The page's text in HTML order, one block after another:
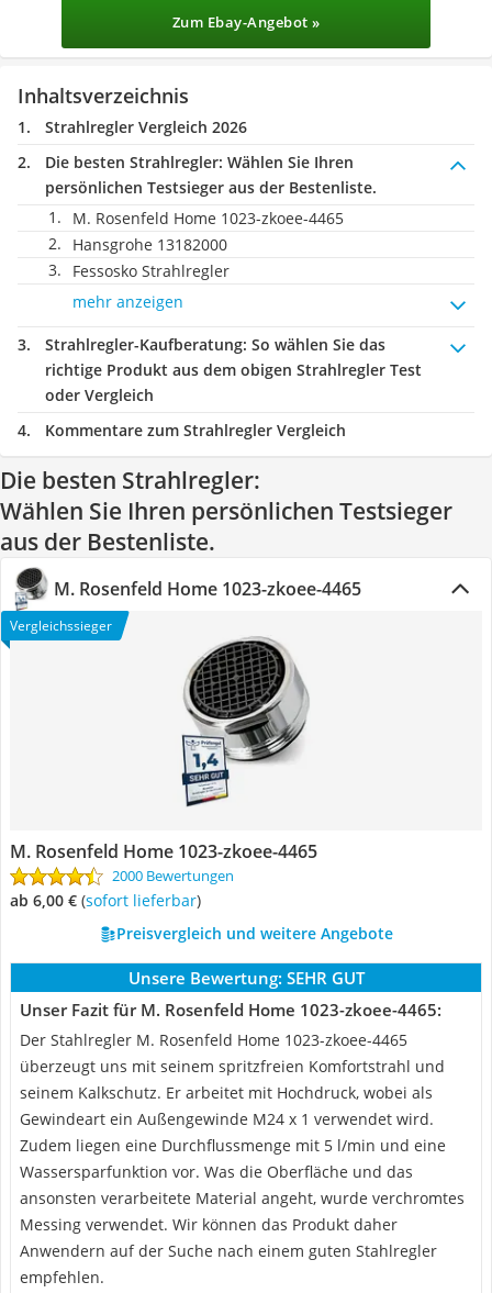
Zum Ebay-Angebot »
Inhaltsverzeichnis
Strahlregler Vergleich 2026
Die besten Strahlregler: Wählen Sie Ihren
persönlichen Testsieger aus der Bestenliste.
M. Rosenfeld Home 1023-zkoee-4465
Hansgrohe 13182000
Fessosko Strahlregler
mehr anzeigen
Strahlregler-Kaufberatung: So wählen Sie das
richtige Produkt aus dem obigen Strahlregler Test
oder Vergleich
Kommentare zum Strahlregler Vergleich
Die besten Strahlregler:
Wählen Sie Ihren persönlichen Testsieger
aus der Bestenliste.
M. Rosenfeld Home 1023-zkoee-4465
Vergleichssieger
M. Rosenfeld Home 1023-zkoee-4465
2000 Bewertungen
ab 6,00 € ( Sofort lieferbar)
Preisvergleich und weitere Angebote
Unsere Bewertung: SEHR GUT
Unser Fazit für M. Rosenfeld Home 1023-zkoee-4465:
Der Stahlregler M. Rosenfeld Home 1023-zkoee-4465
überzeugt uns mit seinem spritzfreien Komfortstrahl und
seinem Kalkschutz. Er arbeitet mit Hochdruck, wobei als
Gewindeart ein Außengewinde M24 x 1 verwendet wird.
Zudem liegen eine Durchflussmenge mit 5 l/min und eine
Wassersparfunktion vor. Was die Oberfläche und das
ansonsten verarbeitete Material angeht, wurde verchromtes
Messing verwendet. Wir können das Produkt daher
Anwendern auf der Suche nach einem guten Stahlregler
empfehlen.